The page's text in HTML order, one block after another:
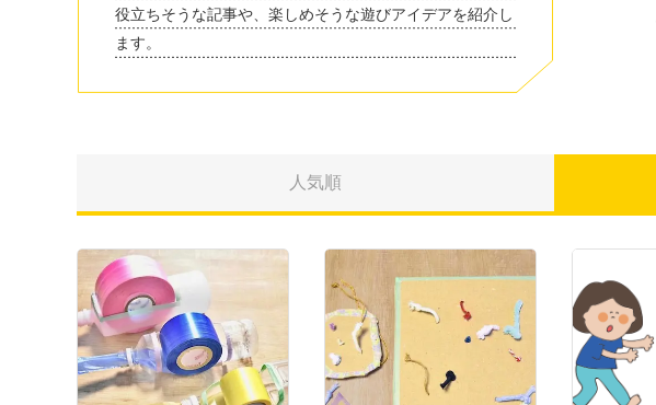
役立ちそうな記事や、楽しめそうな遊びアイデアを紹介し
ます。
人気順